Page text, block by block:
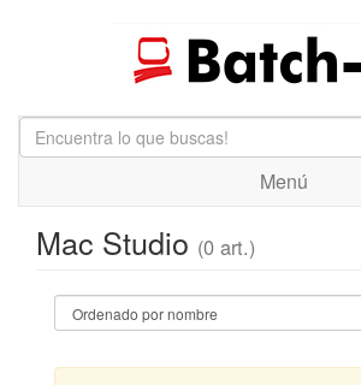
Menú
Mac Studio (0 art.)